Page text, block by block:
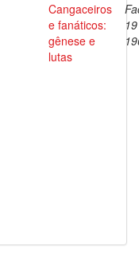
Cangaceiros
e fanáticos:
gênese e
lutas